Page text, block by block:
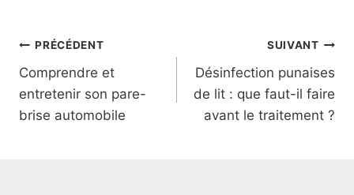
Navigation
de
l’article
PRÉCÉDENT
Comprendre et
entretenir son pare-
brise automobile
SUIVANT
Désinfection punaises
de lit : que faut-il faire
avant le traitement ?